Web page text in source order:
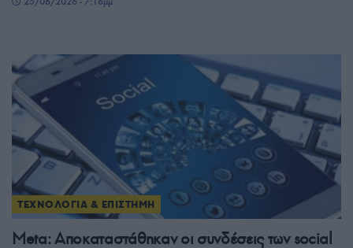
ΤΕΧΝΟΛΟΓΙΑ & ΕΠΙΣΤΗΜΗ
Meta: Αποκαταστάθηκαν οι συνδέσεις των social